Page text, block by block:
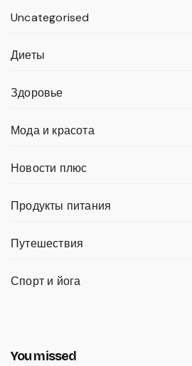
Uncategorised
Диеты
Здоровье
Мода и красота
Новости плюс
Продукты питания
Путешествия
Спорт и йога
You missed